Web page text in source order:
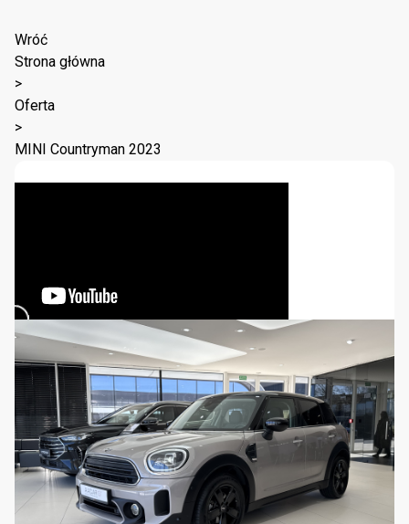
Wróć
Strona główna
>
Oferta
>
MINI Countryman 2023